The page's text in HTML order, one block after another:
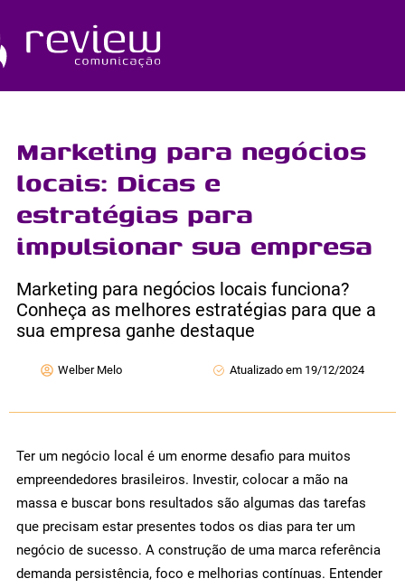
o
conteúdo
Marketing para negócios
locais: Dicas e
estratégias para
impulsionar sua empresa
Marketing para negócios locais funciona?
Conheça as melhores estratégias para que a
sua empresa ganhe destaque
Welber Melo Atualizado em 19/12/2024
Ter um negócio local é um enorme desafio para muitos
empreendedores brasileiros. Investir, colocar a mão na
massa e buscar bons resultados são algumas das tarefas
que precisam estar presentes todos os dias para ter um
negócio de sucesso. A construção de uma marca referência
demanda persistência, foco e melhorias contínuas. Entender